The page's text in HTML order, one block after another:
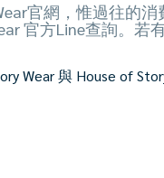
官網，惟過往的
官方Line查詢。若
Wear 與 House of